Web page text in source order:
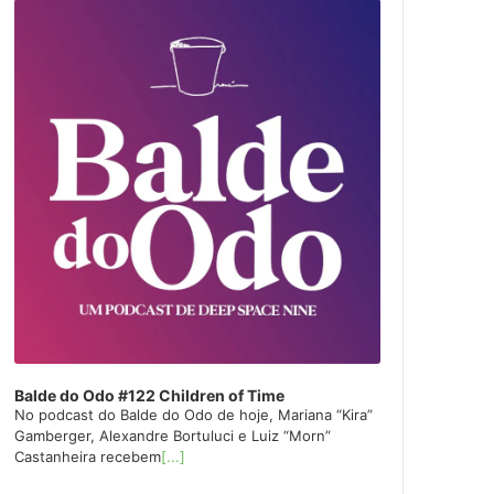
Balde do Odo #122 Children of Time
No podcast do Balde do Odo de hoje, Mariana “Kira”
Gamberger, Alexandre Bortuluci e Luiz “Morn”
Castanheira recebem[...]